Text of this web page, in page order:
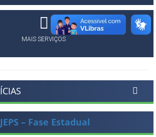
MAIS SERVIÇOS
JEPS – Fase Estadual